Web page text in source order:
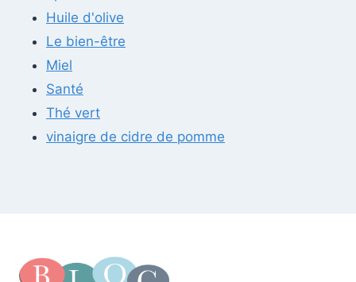
Huile d'olive
Le bien-être
Miel
Santé
Thé vert
vinaigre de cidre de pomme